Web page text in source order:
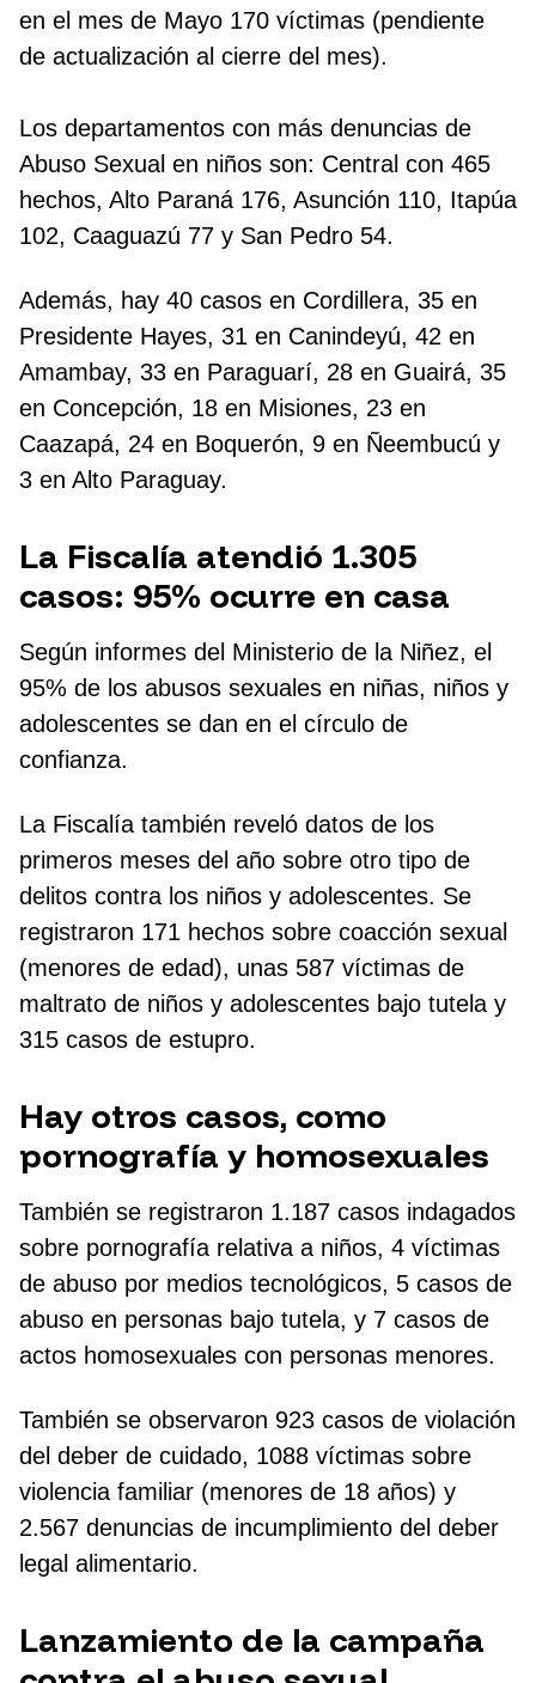
en el mes de Mayo 170 víctimas (pendiente
de actualización al cierre del mes).
Los departamentos con más denuncias de
Abuso Sexual en niños son: Central con 465
hechos, Alto Paraná 176, Asunción 110, Itapúa
102, Caaguazú 77 y San Pedro 54.
Además, hay 40 casos en Cordillera, 35 en
Presidente Hayes, 31 en Canindeyú, 42 en
Amambay, 33 en Paraguarí, 28 en Guairá, 35
en Concepción, 18 en Misiones, 23 en
Caazapá, 24 en Boquerón, 9 en Ñeembucú y
3 en Alto Paraguay.
La Fiscalía atendió 1.305
casos: 95% ocurre en casa
Según informes del Ministerio de la Niñez, el
95% de los abusos sexuales en niñas, niños y
adolescentes se dan en el círculo de
confianza.
La Fiscalía también reveló datos de los
primeros meses del año sobre otro tipo de
delitos contra los niños y adolescentes. Se
registraron 171 hechos sobre coacción sexual
(menores de edad), unas 587 víctimas de
maltrato de niños y adolescentes bajo tutela y
315 casos de estupro.
Hay otros casos, como
pornografía y homosexuales
También se registraron 1.187 casos indagados
sobre pornografía relativa a niños, 4 víctimas
de abuso por medios tecnológicos, 5 casos de
abuso en personas bajo tutela, y 7 casos de
actos homosexuales con personas menores.
También se observaron 923 casos de violación
del deber de cuidado, 1088 víctimas sobre
violencia familiar (menores de 18 años) y
2.567 denuncias de incumplimiento del deber
legal alimentario.
Lanzamiento de la campaña